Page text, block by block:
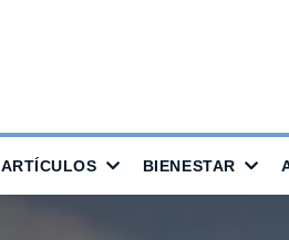
ARTÍCULOS BIENESTAR